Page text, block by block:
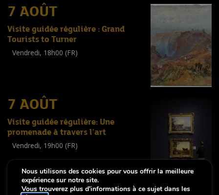
7 AOÛT
Visite guidée régulière : Grand
Tourists to Turner
Vendredi, 18h00 (FR)
7 AOÛT
Visite guidée régulière: Une
promenade à travers l'art
Vendredi, 19h00 (FR)
Tout public )
Nous utilisons des cookies pour vous offrir la meilleure
expérience sur notre site.
Vous trouverez plus d'informations à ce sujet dans les